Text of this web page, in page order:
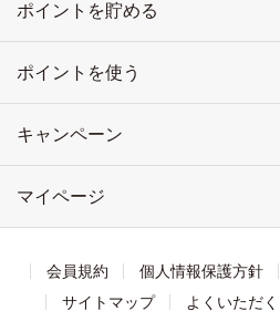
ポイントを貯める
ポイントを使う
キャンペーン
マイページ
会員規約 個人情報保護方針
サイトマップ
よくいただ